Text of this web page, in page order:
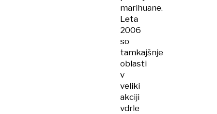
marihuane.
Leta
2006
so
tamkajšnje
oblasti
v
veliki
akciji
vdrle